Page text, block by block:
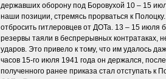
державших оборону под Боровухой 10 – 15
наши позиции, стремясь прорваться к
отбросить гитлеровцев от ДОТа. 13 – 15
резервы таяли в беспрерывных контратаках,
ударов. Это привело к тому, что им удалось
часов 15-го июля 1941 года он держался,
полученного ранее приказа стал отступать